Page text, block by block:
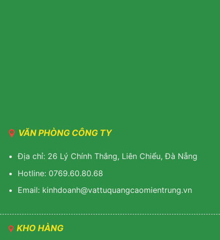
VĂN PHÒNG CÔNG TY
Địa chỉ: 26 Lý Chính Thắng, Liên Chiểu, Đà Nẵng
Hotline: 0769.60.80.68
Email: kinhdoanh@vattuquangcaomientrung.vn
KHO HÀNG